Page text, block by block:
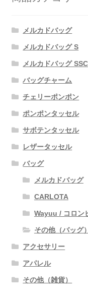
メルカドバッグ
メルカドバッグ S
メルカドバッグ SSC
バッグチャーム
チェリーポンポン
ポンポンタッセル
サボテンタッセル
レザータッセル
バッグ
メルカドバッグ
CARLOTA
Wayuu / コロン
その他（バッグ）
アクセサリー
アパレル
その他（雑貨）